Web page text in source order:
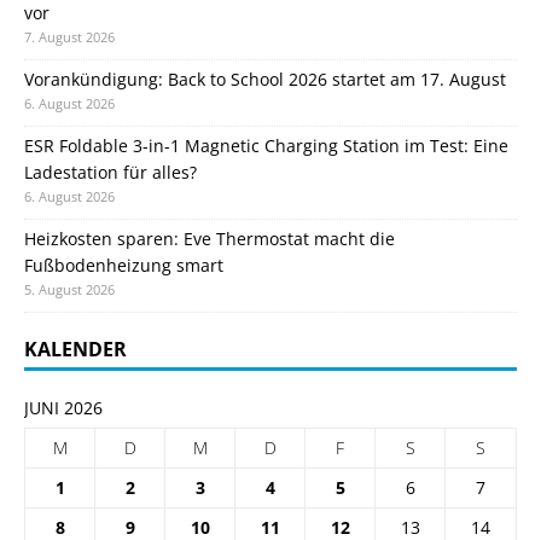
vor
7. August 2026
Vorankündigung: Back to School 2026 startet am 17. August
6. August 2026
ESR Foldable 3-in-1 Magnetic Charging Station im Test: Eine
Ladestation für alles?
6. August 2026
Heizkosten sparen: Eve Thermostat macht die
Fußbodenheizung smart
5. August 2026
KALENDER
JUNI 2026
M
D M D F S
S
1
2 3 4 5 6
7
8
9 10 11 12 13 14